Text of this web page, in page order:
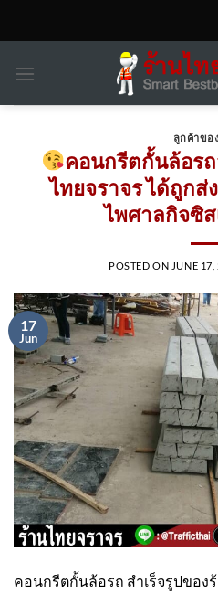
ลูกค้าขอ
คอนกรีตกั้นล้อรถ
ไทยจราจร ได้ถูก
ไพศาลกิจซิ
POSTED ON JUNE 17,
17
Jun
คอนกรีตกั้นล้อรถ สำเร็จรูปของ